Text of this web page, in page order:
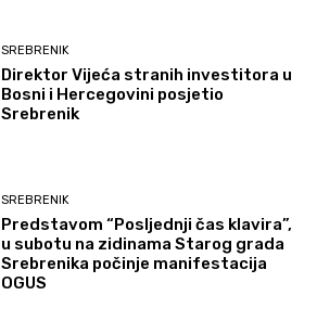
SREBRENIK
Direktor Vijeća stranih investitora u
Bosni i Hercegovini posjetio
Srebrenik
SREBRENIK
Predstavom “Posljednji čas klavira”,
u subotu na zidinama Starog grada
Srebrenika počinje manifestacija
OGUS